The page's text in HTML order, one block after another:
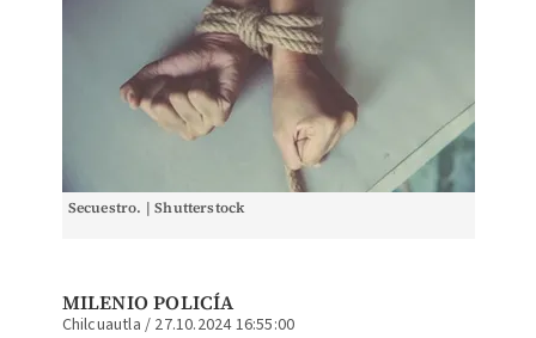
Secuestro. | Shutterstock
MILENIO POLICÍA
Chilcuautla / 27.10.2024 16:55:00